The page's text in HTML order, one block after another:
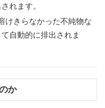
れます。
けきらなかった不純物な
自動的に排出されま
か